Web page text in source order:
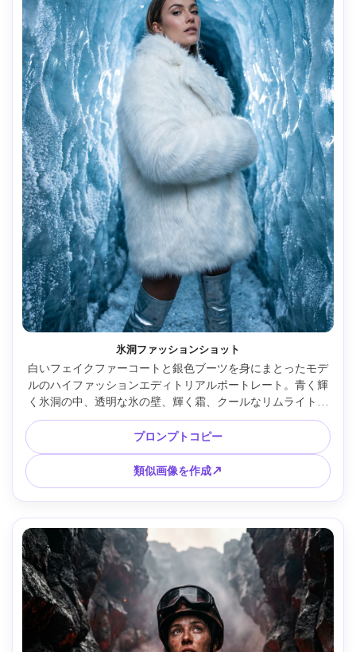
氷洞ファッションショット
白いフェイクファーコートと銀色ブーツを身にまとったモデ
ルのハイファッションエディトリアルポートレート。青く輝
く氷洞の中、透明な氷の壁、輝く霜、クールなリムライトと
柔らかな補助光、自信あるポーズ、Hasselblad X2D、
80mm、鋭いフォーカス、クリーンなハイライト、ラグジュ
アリーマガジン風、超リアル --ar 4:5
プロンプトコピー
類似画像を作成↗